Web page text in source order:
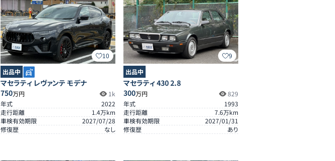
10
出品中
マセラティ レヴァンテ モデナ
750万円
1k
年式
2022
走行距離
1.4万km
車検有効期限
2027/07/28
修復歴
なし
9
出品中
マセラティ 430 2.8
300万円
829
年式
1993
走行距離
7.6万km
車検有効期限
2027/01/31
修復歴
あり